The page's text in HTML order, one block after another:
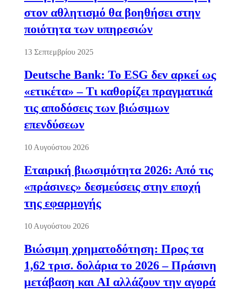
στον αθλητισμό θα βοηθήσει στην
ποιότητα των υπηρεσιών
13 Σεπτεμβρίου 2025
Deutsche Bank: Το ESG δεν αρκεί ως
«ετικέτα» – Τι καθορίζει πραγματικά
τις αποδόσεις των βιώσιμων
επενδύσεων
10 Αυγούστου 2026
Εταιρική βιωσιμότητα 2026: Από τις
«πράσινες» δεσμεύσεις στην εποχή
της εφαρμογής
10 Αυγούστου 2026
Βιώσιμη χρηματοδότηση: Προς τα
1,62 τρισ. δολάρια το 2026 – Πράσινη
μετάβαση και AI αλλάζουν την αγορά